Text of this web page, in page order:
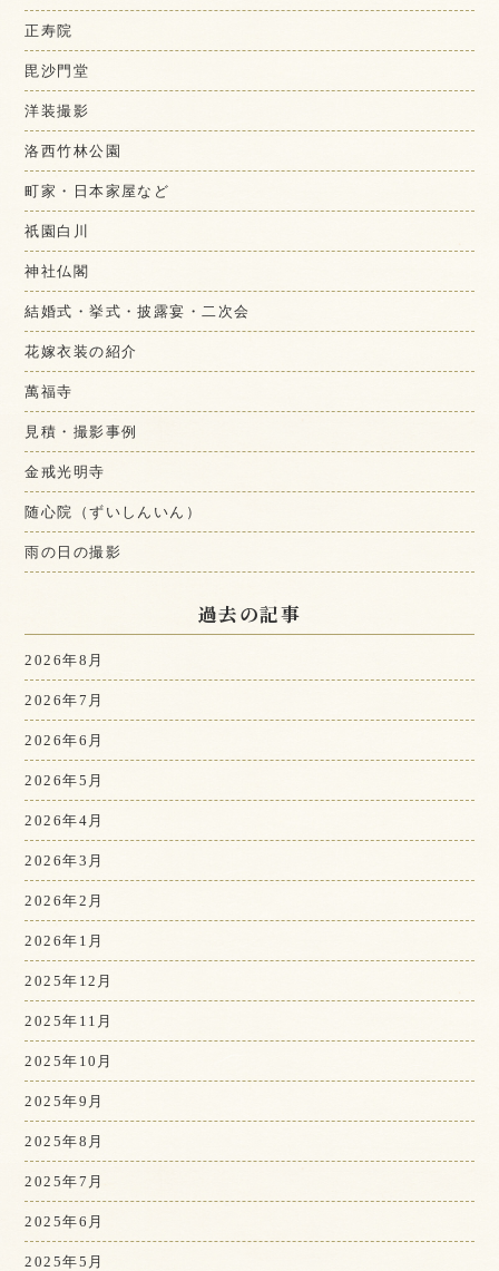
正寿院
毘沙門堂
洋装撮影
洛西竹林公園
町家・日本家屋など
祇園白川
神社仏閣
結婚式・挙式・披露宴・二次会
花嫁衣装の紹介
萬福寺
見積・撮影事例
金戒光明寺
随心院（ずいしんいん）
雨の日の撮影
過去の記事
2026年8月
2026年7月
2026年6月
2026年5月
2026年4月
2026年3月
2026年2月
2026年1月
2025年12月
2025年11月
2025年10月
2025年9月
2025年8月
2025年7月
2025年6月
2025年5月